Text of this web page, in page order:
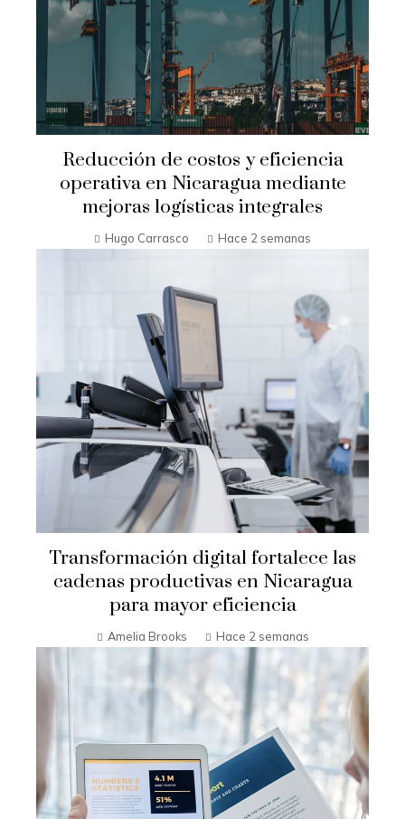
Reducción de costos y eficiencia
operativa en Nicaragua mediante
mejoras logísticas integrales
Hugo Carrasco Hace 2 semanas
Transformación digital fortalece las
cadenas productivas en Nicaragua
para mayor eficiencia
Amelia Brooks Hace 2 semanas